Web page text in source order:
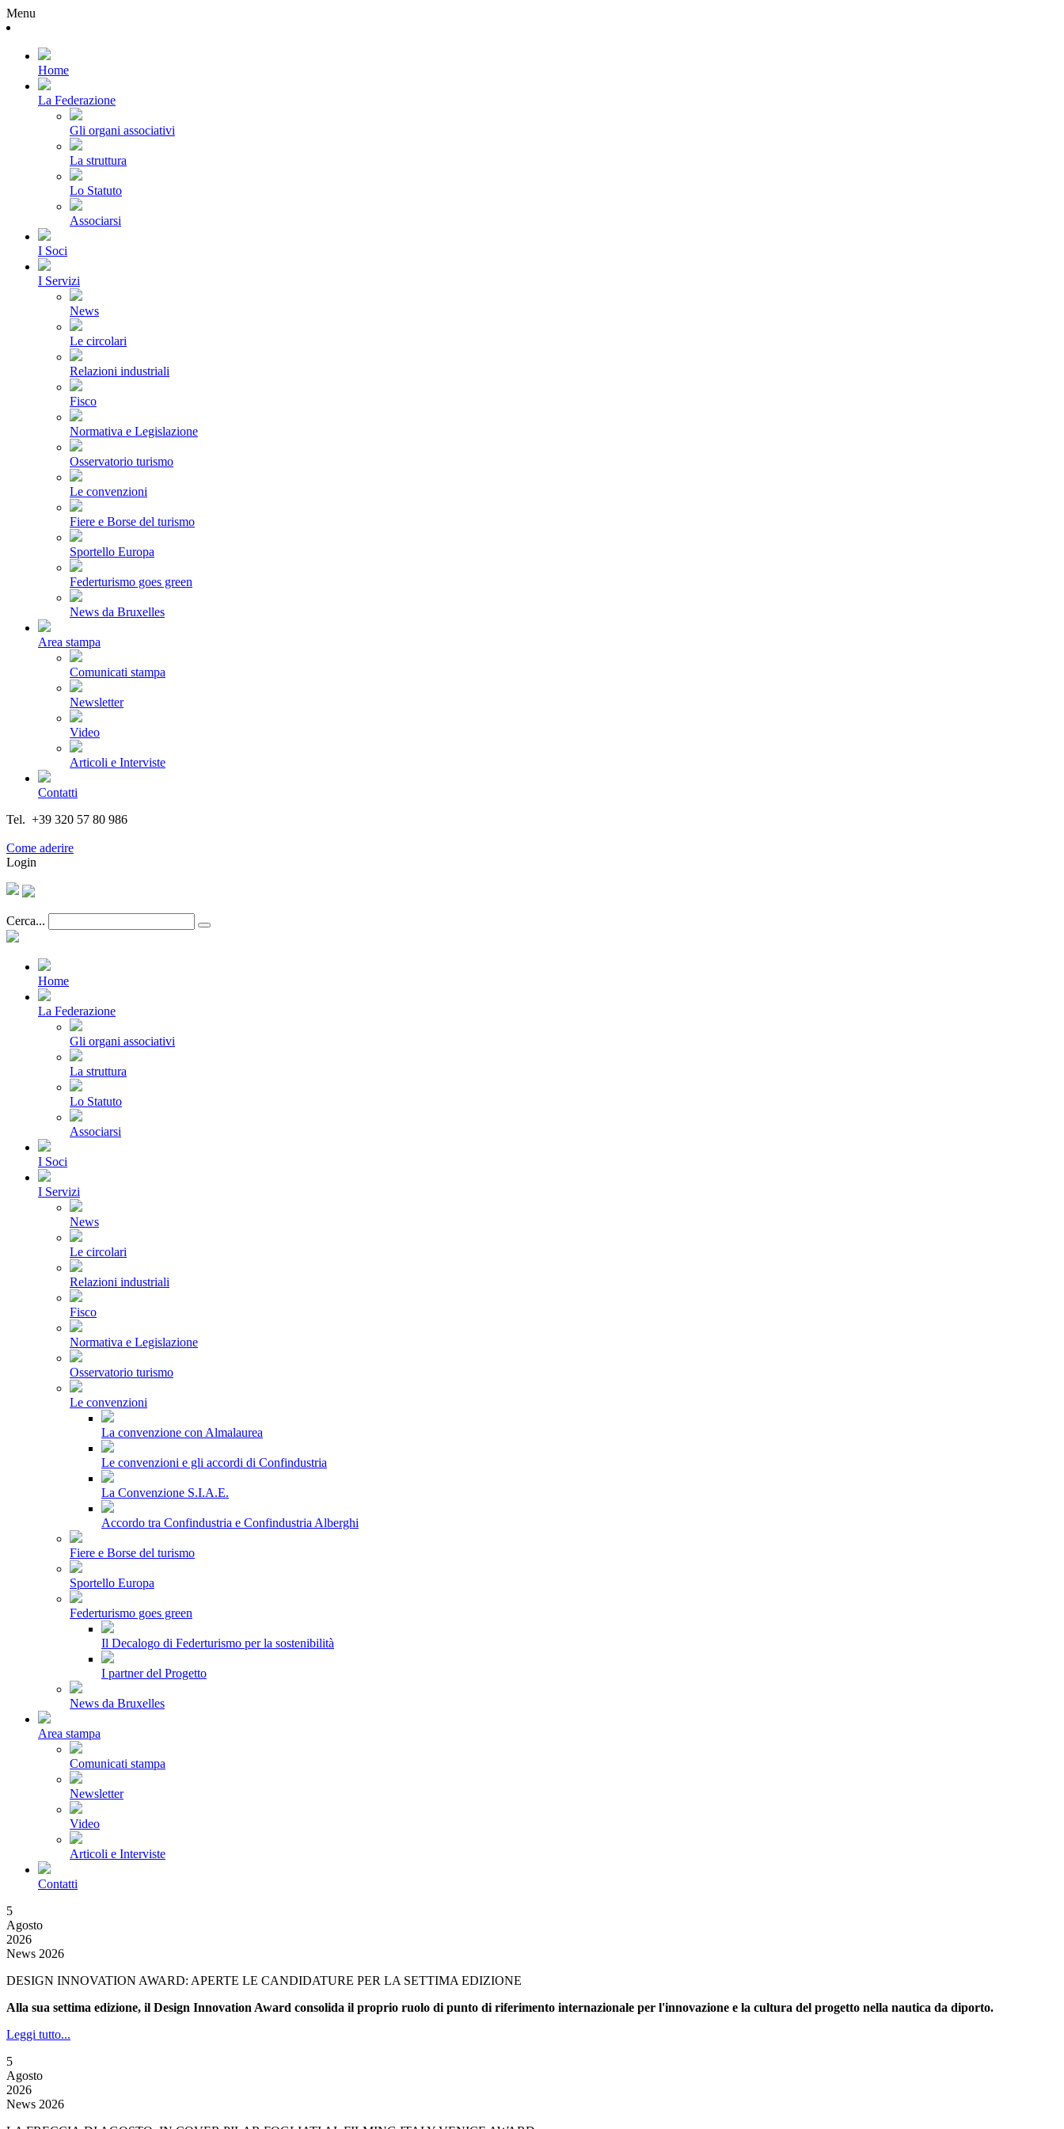
Menu
Home
La Federazione
Gli organi associativi
La struttura
Lo Statuto
Associarsi
I Soci
I Servizi
News
Le circolari
Relazioni industriali
Fisco
Normativa e Legislazione
Osservatorio turismo
Le convenzioni
Fiere e Borse del turismo
Sportello Europa
Federturismo goes green
News da Bruxelles
Area stampa
Comunicati stampa
Newsletter
Video
Articoli e Interviste
Contatti
Tel. +39 320 57 80 986
Come aderire
Login
Cerca...
Home
La Federazione
Gli organi associativi
La struttura
Lo Statuto
Associarsi
I Soci
I Servizi
News
Le circolari
Relazioni industriali
Fisco
Normativa e Legislazione
Osservatorio turismo
Le convenzioni
La convenzione con Almalaurea
Le convenzioni e gli accordi di Confindustria
La Convenzione S.I.A.E.
Accordo tra Confindustria e Confindustria Alberghi
Fiere e Borse del turismo
Sportello Europa
Federturismo goes green
Il Decalogo di Federturismo per la sostenibilità
I partner del Progetto
News da Bruxelles
Area stampa
Comunicati stampa
Newsletter
Video
Articoli e Interviste
Contatti
5
Agosto
2026
News 2026
DESIGN INNOVATION AWARD: APERTE LE CANDIDATURE PER LA SETTIMA EDIZIONE
Alla sua settima edizione, il Design Innovation Award consolida il proprio ruolo di punto di riferimento internazionale per l'innovazione e la cultura del progetto nella nautica da diporto.
Leggi tutto...
5
Agosto
2026
News 2026